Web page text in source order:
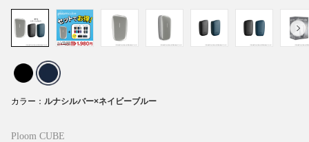
カラー
Ploom CUBE